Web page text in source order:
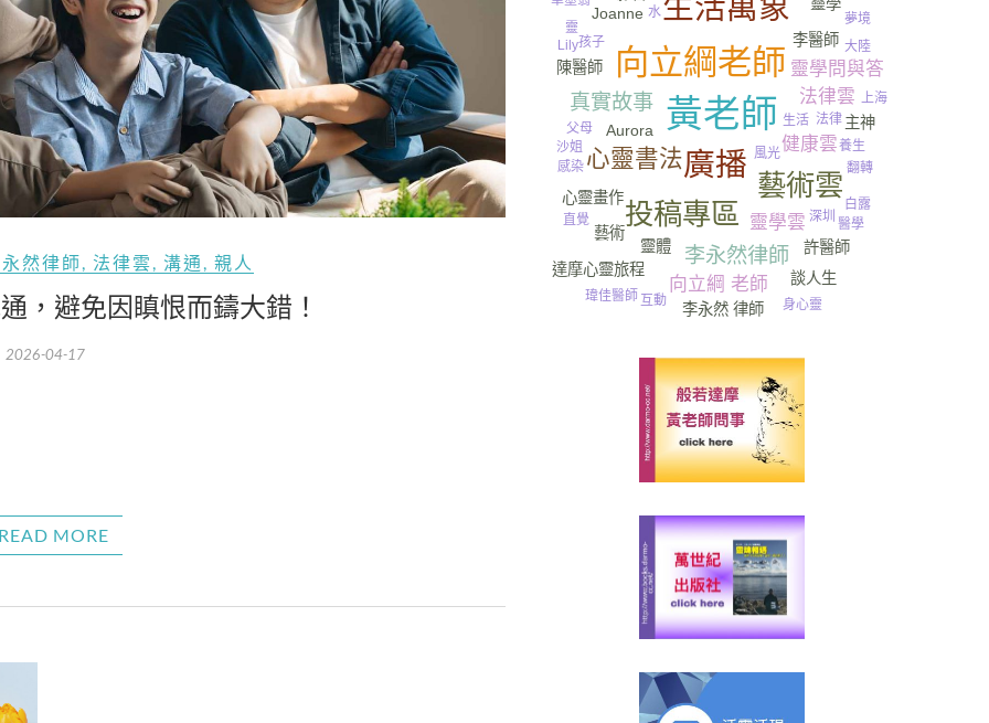
然律師, 法律雲, 溝通 , 親人
，避免因瞋恨而鑄大錯！
2026-04-17
MORE
黃老師
向立綱老師
廣播
生活萬象
投稿專區
藝術雲
心靈書法
李永然律師
真實故事
健康雲
靈學問與答
靈學雲
向立綱 老師
法律雲
李醫師
靈體
Joanne
靈學
心靈畫作
主神
李永然 律師
談人生
Aurora
陳醫師
藝術
許醫師
達摩心靈旅程
養生
上海
Lily
白露
翻轉
沙姐
醫學
瑋佳醫師
風光
生活 法律
夢境
父母
互動
大陸
孩子
直覺
身心靈
靈
感染
深圳
水